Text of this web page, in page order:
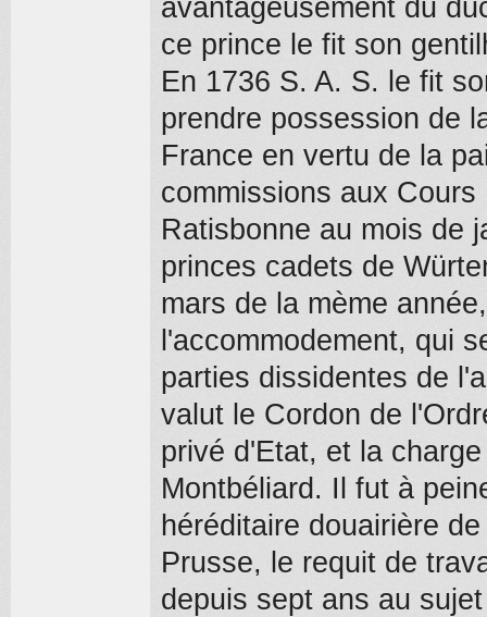
avantageusement du
ce prince le fit son
En 1736 S. A. S. le fit
prendre possession de
France en vertu de la
commissions aux
Ratisbonne au mois de
princes cadets de
mars de la mème
l'accommodement, qui
parties dissidentes de
valut le Cordon de
privé d'Etat, et la
Montbéliard. Il fut à
héréditaire douairière
Prusse, le requit de
depuis sept ans au